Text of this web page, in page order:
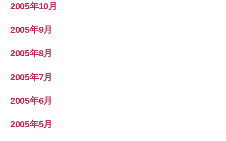
2005年10月
2005年9月
2005年8月
2005年7月
2005年6月
2005年5月